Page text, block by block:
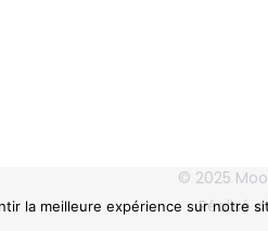
© 2025
Réalisé
la meilleure expérience sur notre